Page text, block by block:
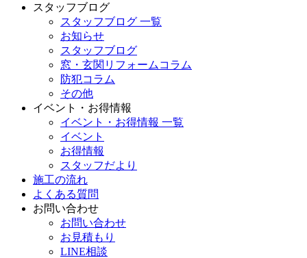
スタッフブログ
スタッフブログ 一覧
お知らせ
スタッフブログ
窓・玄関リフォームコラム
防犯コラム
その他
イベント・お得情報
イベント・お得情報 一覧
イベント
お得情報
スタッフだより
施工の流れ
よくある質問
お問い合わせ
お問い合わせ
お見積もり
LINE相談